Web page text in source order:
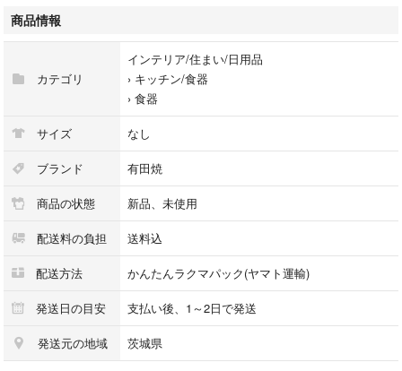
のある作品を生み出しています。
多様な商品展開: 普段使いの食器から、プロゴルファー応援グッズ、泡盛
見学・イベント: 大川内山の風光明媚な環境で、窯の見学や、初窯祭り、
風鈴まつりなどのイベントも開催しています。
商品情報
カテゴリ
インテリア/住まい/日用品
› キッチン/食器
› 食器
サイズ なし
ブランド 有田焼
商品の状態 新品、未使用
配送料の負担 送料込
配送方法 かんたんラクマパック(ヤマト運輸)
発送日の目安 支払い後、1～2日で発送
発送元の地域 茨城県